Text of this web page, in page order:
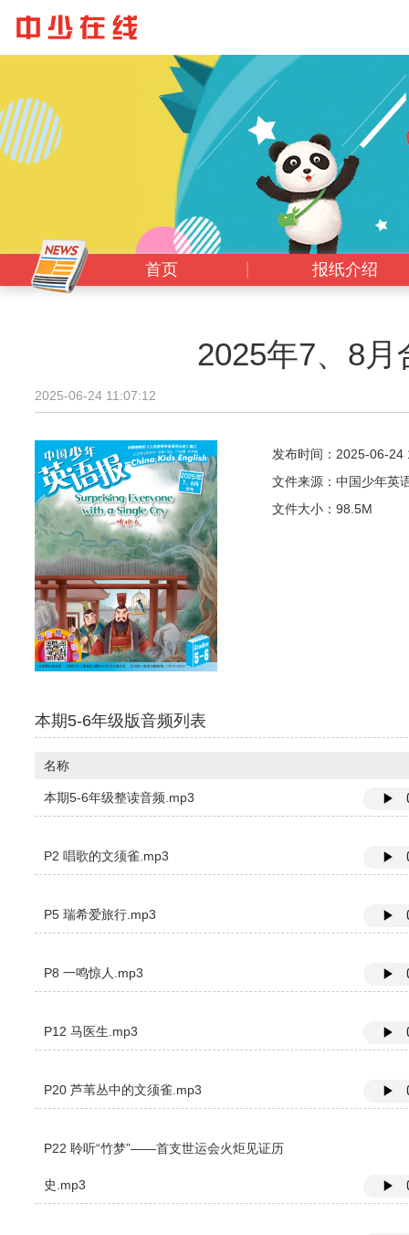
首页 报纸介绍
2025年7、8
2025-06-24 11:07:12
发布时间：2025-06-24
文件来源：中国少年英
文件大小：98.5M
本期5-6年级版音频列表
名称
本期5-6年级整读音频.mp3
P2 唱歌的文须雀.mp3
P5 瑞希爱旅行.mp3
P8 一鸣惊人.mp3
P12 马医生.mp3
P20 芦苇丛中的文须雀.mp3
P22 聆听“竹梦”——首支世运会火炬见证历
史.mp3